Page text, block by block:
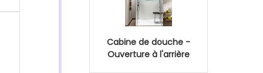
Cabine de douche -
Ouverture à l'arrière